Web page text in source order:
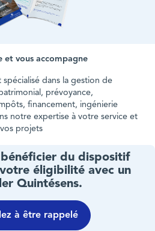
et vous accompagne
dans la gestion de
prévoyance,
financement, ingénierie
notre expertise à votre service et
projets
bénéficier du dispositif
éligibilité avec un
Quintésens.
à être rappelé